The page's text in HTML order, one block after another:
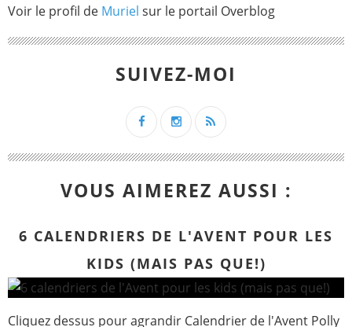
Voir le profil de Muriel sur le portail Overblog
SUIVEZ-MOI
VOUS AIMEREZ AUSSI :
6 CALENDRIERS DE L'AVENT POUR LES
KIDS (MAIS PAS QUE!)
Cliquez dessus pour agrandir Calendrier de l'Avent Polly